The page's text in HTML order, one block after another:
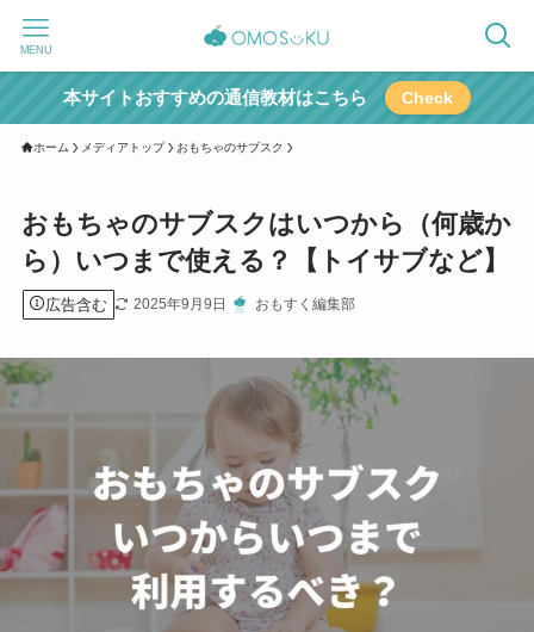
MENU
本サイトおすすめの通信教材はこちら Check
ホーム メディアトップ おもちゃのサブスク
おもちゃのサブスクはいつから（何歳か
ら）いつまで使える？【トイサブなど】
広告含む 2025年9月9日 おもすく編集部